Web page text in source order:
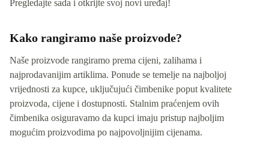
Pregledajte sada i otkrijte svoj novi uređaj!
Kako rangiramo naše proizvode?
Naše proizvode rangiramo prema cijeni, zalihama i
najprodavanijim artiklima. Ponude se temelje na najboljoj
vrijednosti za kupce, uključujući čimbenike poput kvalitete
proizvoda, cijene i dostupnosti. Stalnim praćenjem ovih
čimbenika osiguravamo da kupci imaju pristup najboljim
mogućim proizvodima po najpovoljnijim cijenama.